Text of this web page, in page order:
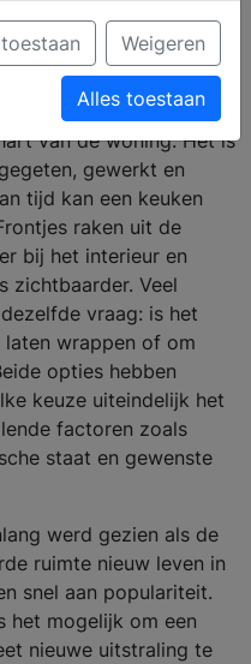
van de woning. Het is
gewerkt en
tijd kan een keuken
raken uit de
bij het interieur en
zichtbaarder. Veel
vraag: is het
wrappen of om
opties hebben
keuze uiteindelijk het
factoren zoals
staat en gewenste
werd gezien als de
ruimte nieuw leven in
snel aan populariteit.
het mogelijk om een
nieuwe uitstraling te
Weigeren
Alles toestaan